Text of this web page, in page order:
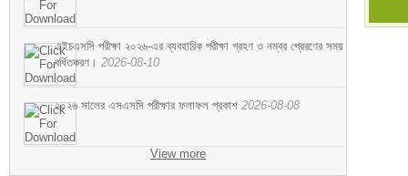
এইচএসসি পরীক্ষা ২০২৬-এর ব্যবহারিক পরীক্ষা গ্রহণ ও নম্বর প্রেরণের সময়
বর্ধিতকরণ। 2026-08-10
২০২৬ সালের এসএসসি পরীক্ষার ফলাফল প্রকাশ 2026-08-08
View more